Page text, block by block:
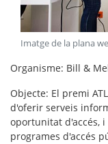
Imatge de la plana
Organisme: Bill &
Objecte: El premi
d'oferir serveis
oportunitat d'accés,
programes d'accés